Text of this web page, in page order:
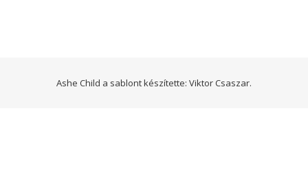
Ashe Child a sablont készítette: Viktor Csaszar.